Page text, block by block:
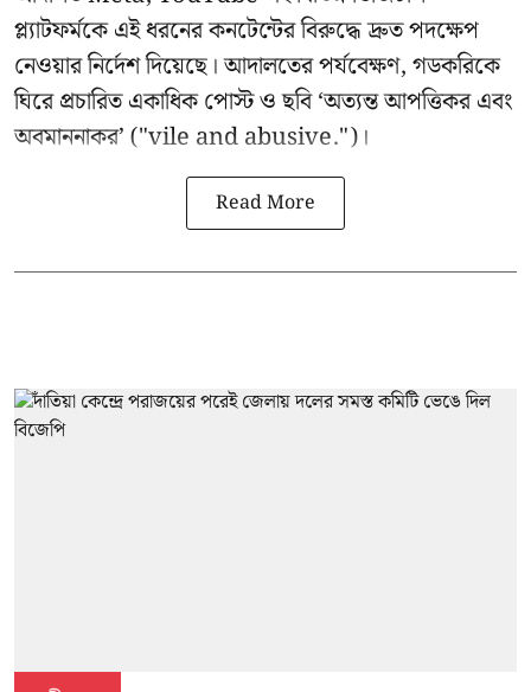
প্ল্যাটফর্মকে এই ধরনের কনটেন্টের বিরুদ্ধে দ্রুত পদক্ষেপ
নেওয়ার নির্দেশ দিয়েছে। আদালতের পর্যবেক্ষণ, গডকরিকে
ঘিরে প্রচারিত একাধিক পোস্ট ও ছবি ‘অত্যন্ত আপত্তিকর এবং
অবমাননাকর’ ("vile and abusive.")।
Read More